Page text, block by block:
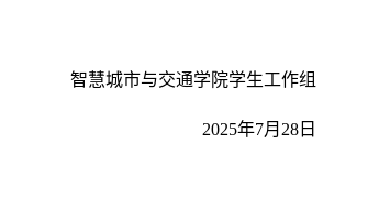
智慧城市与交通学院学生工作组
2025年7月28日